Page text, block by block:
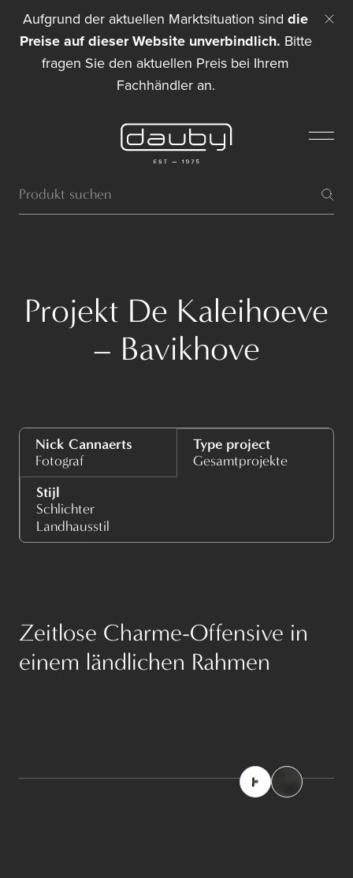
Aufgrund der aktuellen Marktsituation sind die
Preise auf dieser Website unverbindlich. Bitte
fragen Sie den aktuellen Preis bei Ihrem
Fachhändler an.
Projekt De Kaleihoeve
– Bavikhove
Nick Cannaerts
Fotograf
Type project
Gesamtprojekte
Stijl
Schlichter
Landhausstil
Zeitlose Charme-Offensive in
einem ländlichen Rahmen